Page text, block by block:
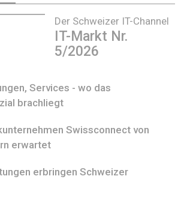
Der Schweizer IT-Channel
IT-Markt Nr.
5/2026
Services - wo das
brachliegt
Swissconnect von
erwartet
erbringen Schweizer